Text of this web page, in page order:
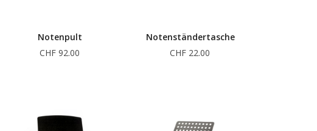
Notenpult
CHF 92.00
Notenständertasche
CHF 22.00